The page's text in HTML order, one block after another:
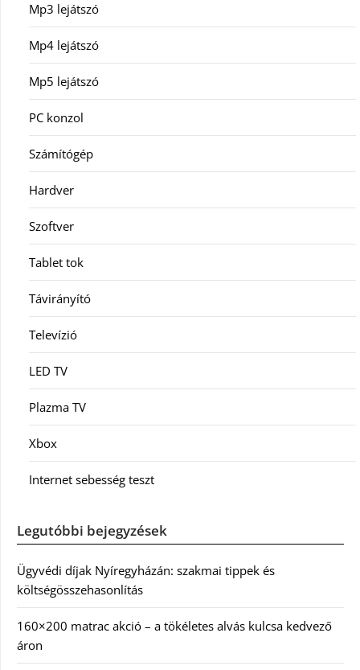
Mp3 lejátszó
Mp4 lejátszó
Mp5 lejátszó
PC konzol
Számítógép
Hardver
Szoftver
Tablet tok
Távirányító
Televízió
LED TV
Plazma TV
Xbox
Internet sebesség teszt
Legutóbbi bejegyzések
Ügyvédi díjak Nyíregyházán: szakmai tippek és
költségösszehasonlítás
160×200 matrac akció – a tökéletes alvás kulcsa kedvező
áron